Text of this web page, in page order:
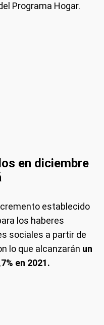
Programa Hogar.
en diciembre
establecido
los haberes
sociales a partir de
lo que alcanzarán un
en 2021.